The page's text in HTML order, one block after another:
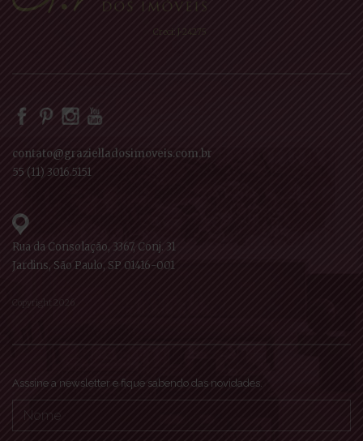
Creci: J-24275
contato@grazielladosimoveis.com.br
55 (11) 3016.5151
Rua da Consolação, 3367, Conj. 31
Jardins, São Paulo, SP 01416-001
Copyright 2026
Asssine a newsletter e fique sabendo das novidades.